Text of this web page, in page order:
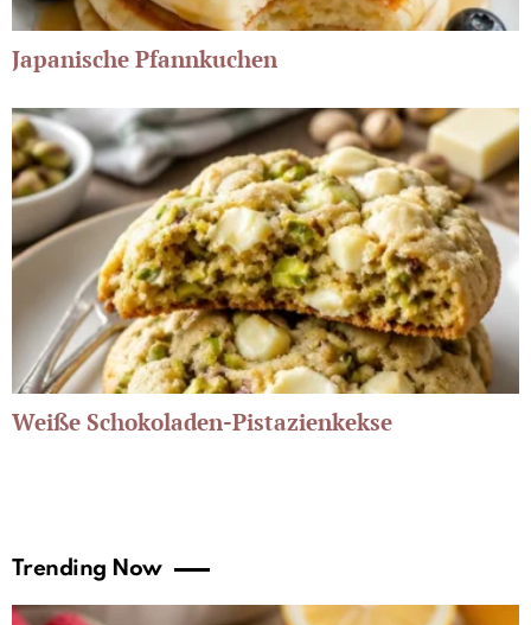
Japanische Pfannkuchen
Weiße Schokoladen-Pistazienkekse
Trending Now